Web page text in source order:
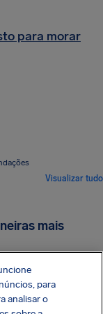
para morar
Visualizar tudo
mais
guiapara
analisar o